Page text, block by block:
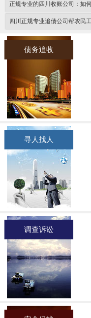
正规专业的四川收账公司：如
四川正规专业追债公司帮农民
债务追收
寻人找人
调查诉讼